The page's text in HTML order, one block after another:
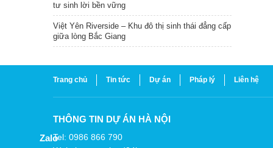
tư sinh lời bền vững
Việt Yên Riverside – Khu đô thị sinh thái đẳng cấp
giữa lòng Bắc Giang
Trang chủ Tin tức Dự án Pháp lý Liên hệ
THÔNG TIN DỰ ÁN HÀ NỘI
Tel: 0986 866 790
Zalo